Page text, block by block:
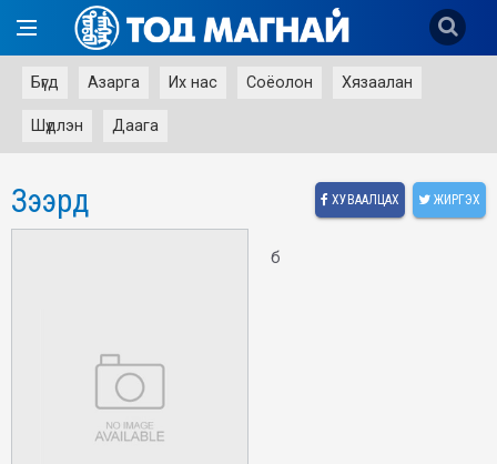
Бүгд Азарга Их нас Соёолон Хязаалан
Шүдлэн Даага
Зээрд ХУВААЛЦАХ ЖИРГЭХ
б